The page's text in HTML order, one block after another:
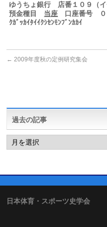
ゆうちょ銀行 店番１０９（イ
預金種目 当座 口座番号 ０
ｸｶﾞｯｶｲﾀｲｲｸｼｾﾝﾓﾝﾌﾞﾝｶｶｲ
← 2009年度秋の定例研究集会
過去の記事
過
去
の
日本体育・スポーツ史学会